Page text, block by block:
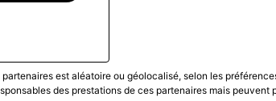
une pièce manifeste,Romain Gauthier
partenaires est aléatoire ou géolocalisé, selon les
des prestations de ces partenaires mais